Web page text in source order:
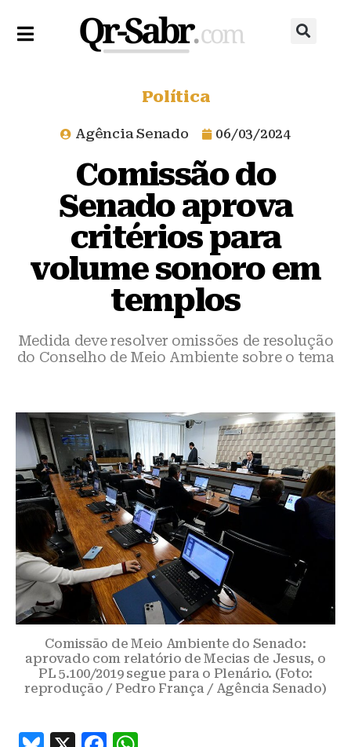
Política
Agência Senado 06/03/2024
Comissão do
Senado aprova
critérios para
volume sonoro em
templos
Medida deve resolver omissões de resolução
do Conselho de Meio Ambiente sobre o tema
Comissão de Meio Ambiente do Senado:
aprovado com relatório de Mecias de Jesus, o
PL 5.100/2019 segue para o Plenário. (Foto:
reprodução / Pedro França / Agência Senado)